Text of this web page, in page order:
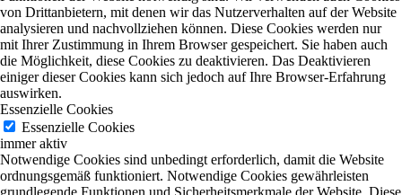
von Drittanbietern, mit denen wir das Nutzerverhalten auf der Website
analysieren und nachvollziehen können. Diese Cookies werden nur
mit Ihrer Zustimmung in Ihrem Browser gespeichert. Sie haben auch
die Möglichkeit, diese Cookies zu deaktivieren. Das Deaktivieren
einiger dieser Cookies kann sich jedoch auf Ihre Browser-Erfahrung
auswirken.
Essenzielle Cookies
Essenzielle Cookies
immer aktiv
Notwendige Cookies sind unbedingt erforderlich, damit die Website
ordnungsgemäß funktioniert. Notwendige Cookies gewährleisten